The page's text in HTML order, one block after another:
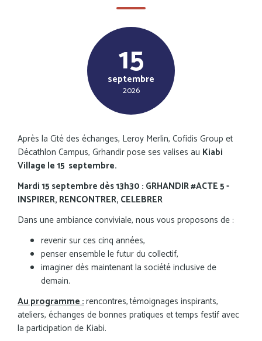
15
septembre
2026
Après la Cité des échanges, Leroy Merlin, Cofidis Group et
Décathlon Campus, Grhandir pose ses valises au Kiabi
Village le 15 septembre.
Mardi 15 septembre dès 13h30 : GRHANDIR #ACTE 5 -
INSPIRER, RENCONTRER, CELEBRER
Dans une ambiance conviviale, nous vous proposons de :
revenir sur ces cinq années,
penser ensemble le futur du collectif,
imaginer dès maintenant la société inclusive de
demain.
Au programme :rencontres,témoignages inspirants,
ateliers, échanges de bonnes pratiques et temps festif avec
la participation de Kiabi.